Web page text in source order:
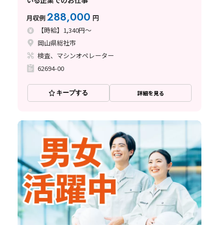
月収例288,000 円
【時給】1,340円～
岡山県総社市
検査、マシンオペレーター
62694-00
キープする 詳細を見る